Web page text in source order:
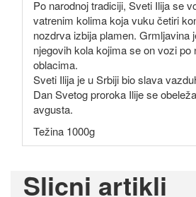
Po narodnoj tradiciji, Sveti Ilija se
vatrenim kolima koja vuku četiri
nozdrva izbija plamen. Grmljavina
njegovih kola kojima se on vozi po
oblacima.
Sveti Ilija je u Srbiji bio slava
Dan Svetog proroka Ilije se
avgusta.
Težina 1000g
Slicni artikli